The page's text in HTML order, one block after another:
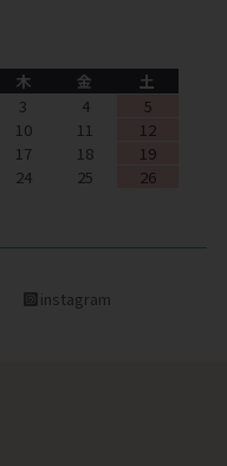
木 金
土
3 4
5
10 11
12
17 18
19
24 25
26
instagram